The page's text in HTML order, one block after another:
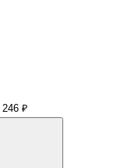
246 ₽